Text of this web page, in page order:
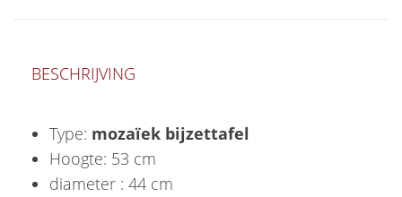
BESCHRIJVING
Type: mozaïek bijzettafel
Hoogte: 53 cm
diameter : 44 cm